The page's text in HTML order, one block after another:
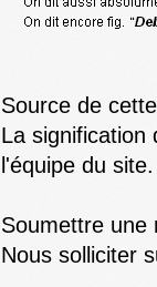
Source de
La signification
l'équipe du site.
Soumettre une
Nous solliciter